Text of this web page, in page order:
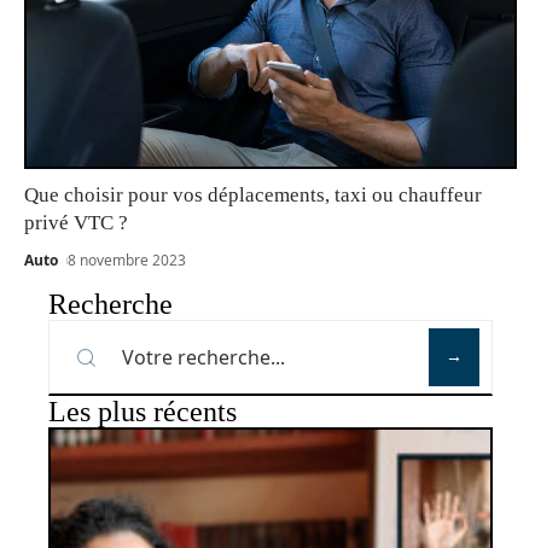
Que choisir pour vos déplacements, taxi ou chauffeur
privé VTC ?
Auto 8 novembre 2023
Recherche
Les plus récents